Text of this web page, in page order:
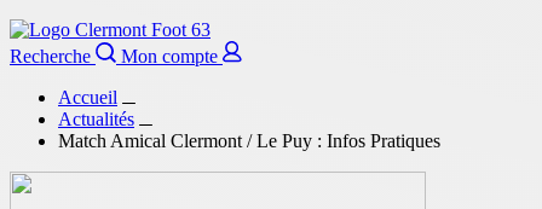
Recherche
Mon compte
Accueil
Actualités
Match Amical Clermont / Le Puy : Infos Pratiques